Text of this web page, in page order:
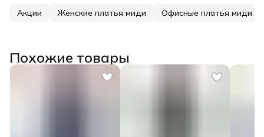
Акции Женские платья миди Офисные платья миди
Похожие товары